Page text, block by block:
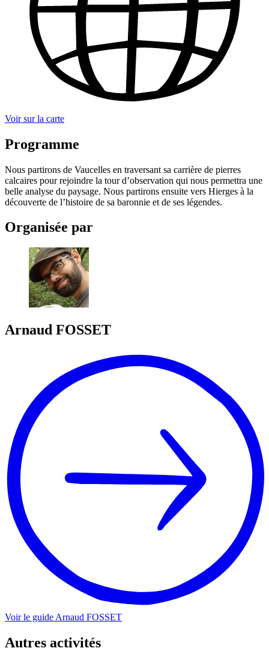
Voir sur la carte
Programme
Nous partirons de Vaucelles en traversant sa carrière de pierres
calcaires pour rejoindre la tour d’observation qui nous permettra une
belle analyse du paysage. Nous partirons ensuite vers Hierges à la
découverte de l’histoire de sa baronnie et de ses légendes.
Organisée par
Arnaud FOSSET
Voir le guide Arnaud FOSSET
Autres activités